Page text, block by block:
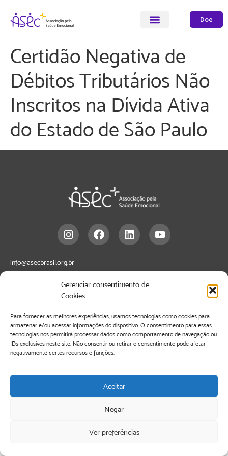
Gerenciar consentimento de
Cookies
Para fornecer as melhores experiências, usamos tecnologias como cookies para
armazenar e/ou acessar informações do dispositivo. O consentimento para essas
tecnologias nos permitirá processar dados como comportamento de navegação ou
IDs exclusivos neste site. Não consentir ou retirar o consentimento pode afetar
negativamente certos recursos e funções.
Aceitar
Negar
Ver preferências
Doe
Certidão Negativa de
Débitos Tributários Não
Inscritos na Dívida Ativa
do Estado de São Paulo
info@asecbrasil.org.br
Rua Bela Cintra, 643- 8º andar – Edifício Elian – Consolação. São Paulo –